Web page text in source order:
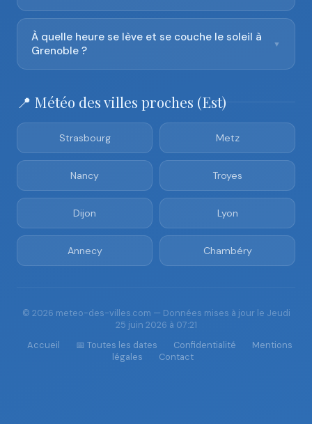
À quelle heure se lève et se couche le soleil à
Grenoble ?
▼
📍 Météo des villes proches (Est)
Strasbourg Metz
Nancy Troyes
Dijon Lyon
Annecy Chambéry
© 2026 meteo-des-villes.com — Données mises à jour le Jeudi
25 juin 2026 à 07:21
Accueil
📅 Toutes les dates Confidentialité
Mentions
légales
Contact